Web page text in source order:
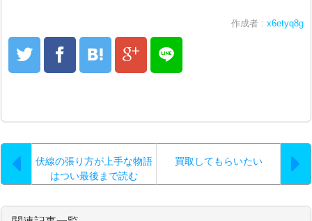
作成者 : x6etyq8g
伏線の張り方が上手な物語
はつい最後まで読む
買取してもらいたい